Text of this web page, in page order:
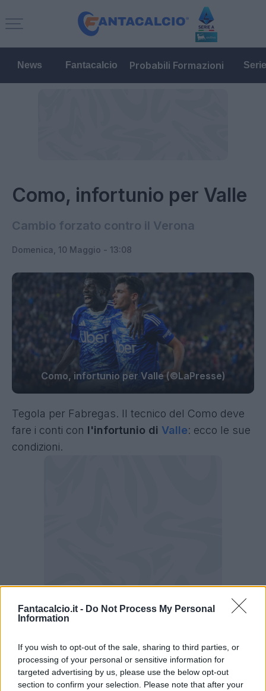
Fantacalcio.it - Do Not Process My Personal
Information
If you wish to opt-out of the sale, sharing to third parties, or
processing of your personal or sensitive information for
targeted advertising by us, please use the below opt-out
section to confirm your selection. Please note that after your
News Fantacalcio Probabili Formazioni
Como, infortunio per Valle
Cambio forzato contro il Verona
Domenica, 10 Maggio - 13:08
Como, infortunio per Valle (©LaPresse)
Tegola per Fabregas. Il tecnico del Como deve
fare i conti con l'infortunio di Valle: ecco le sue
condizioni.
Problema fisico per Valle
Il tutto al minuto 35 di Verona-Como:Valle ha
rimediato un infortunio alla gamba sinistra
(da capire se a livello muscolare o alla caviglia)